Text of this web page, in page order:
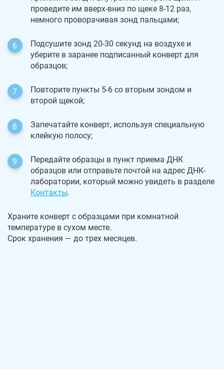
проведите им вверх-вниз по щеке 8-12 раз,
немного проворачивая зонд пальцами;
Подсушите зонд 20-30 секунд на воздухе и
уберите в заранее подписанный конверт для
образцов;
Повторите пункты 5-6 со вторым зондом и
второй щекой;
Запечатайте конверт, используя специальную
клейкую полосу;
Передайте образцы в пункт приема ДНК
образцов или отправьте почтой на адрес ДНК-
лаборатории, который можно увидеть в разделе
Контакты.
Храните конверт с образцами при комнатной
температуре в сухом месте.
Срок хранения — до трех месяцев.